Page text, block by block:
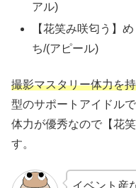
アル)
【花笑み咲匂う】
ち/(アピール)
撮影マスタリー体力を
型のサポートアイドル
体力が優秀なので【花
す。
イベント産